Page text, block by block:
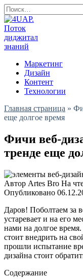
Перейти
к
содержанию
Search
for:
Маркетинг
Дизайн
Контент
Технологии
Главная страница »
еще долгое время
Фичи веб-
тренде еще
Автор Artes Bro На
Опубликовано
Даров! Поболтаем за
устаревает и на его
нами на долгое
стоит внедрить на
прошли испытание
дизайна стоит
Содержание